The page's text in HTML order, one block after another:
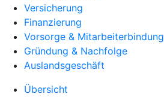
Versicherung
Finanzierung
Vorsorge & Mitarbeiterbindung
Gründung & Nachfolge
Auslandsgeschäft
Übersicht